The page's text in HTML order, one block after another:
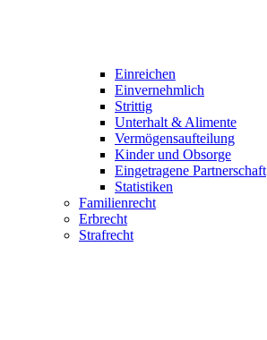
Einreichen
Einvernehmlich
Strittig
Unterhalt & Alimente
Vermögensaufteilung
Kinder und Obsorge
Eingetragene Partnerschaft
Statistiken
Familienrecht
Erbrecht
Strafrecht